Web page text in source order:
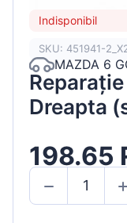
Indisponibil
SKU: 451941-
MAZDA 6
Dreapta
198.65